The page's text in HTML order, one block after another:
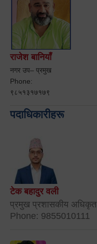
राजेश बानियाँ
नगर उप– प्रमुख
Phone:
९८५१३१७१७९
पदाधिकारीहरू
टेक बहादुर वली
प्रमुख प्रशासकीय अधिकृत
Phone: 9855010111